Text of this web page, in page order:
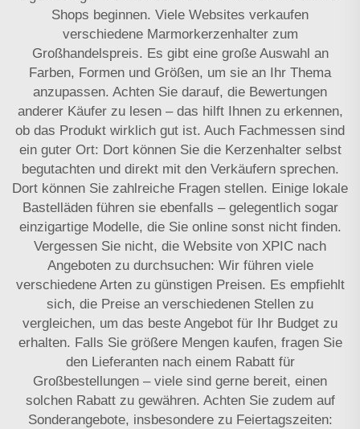
Shops beginnen. Viele Websites verkaufen
verschiedene Marmorkerzenhalter zum
Großhandelspreis. Es gibt eine große Auswahl an
Farben, Formen und Größen, um sie an Ihr Thema
anzupassen. Achten Sie darauf, die Bewertungen
anderer Käufer zu lesen – das hilft Ihnen zu erkennen,
ob das Produkt wirklich gut ist. Auch Fachmessen sind
ein guter Ort: Dort können Sie die Kerzenhalter selbst
begutachten und direkt mit den Verkäufern sprechen.
Dort können Sie zahlreiche Fragen stellen. Einige lokale
Bastelläden führen sie ebenfalls – gelegentlich sogar
einzigartige Modelle, die Sie online sonst nicht finden.
Vergessen Sie nicht, die Website von XPIC nach
Angeboten zu durchsuchen: Wir führen viele
verschiedene Arten zu günstigen Preisen. Es empfiehlt
sich, die Preise an verschiedenen Stellen zu
vergleichen, um das beste Angebot für Ihr Budget zu
erhalten. Falls Sie größere Mengen kaufen, fragen Sie
den Lieferanten nach einem Rabatt für
Großbestellungen – viele sind gerne bereit, einen
solchen Rabatt zu gewähren. Achten Sie zudem auf
Sonderangebote, insbesondere zu Feiertagszeiten: